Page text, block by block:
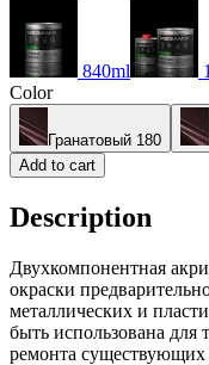
840ml
Color
Гранатовый 180
Add to cart
Description
Двухкомпонентная
окраски
металлических и
быть использована для
ремонта